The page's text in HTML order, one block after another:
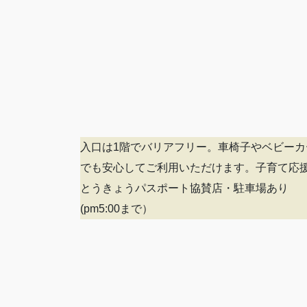
入口は1階でバリアフリー。車椅子やベビーカ
でも安心してご利用いただけます。子育て応
とうきょうパスポート協賛店・駐車場あり
(pm5:00まで）